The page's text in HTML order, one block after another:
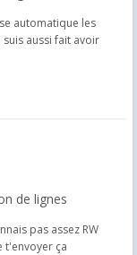
automatique les
suis aussi fait avoir
de lignes
pas assez RW
t'envoyer ça